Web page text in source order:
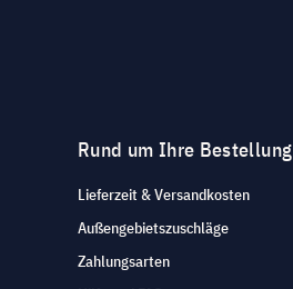
Rund um Ihre Bestellung
Lieferzeit & Versandkosten
Außengebietszuschläge
Zahlungsarten